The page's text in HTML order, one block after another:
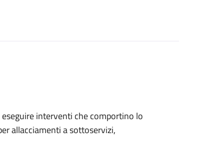
interventi che comportino lo
allacciamenti a sottoservizi,